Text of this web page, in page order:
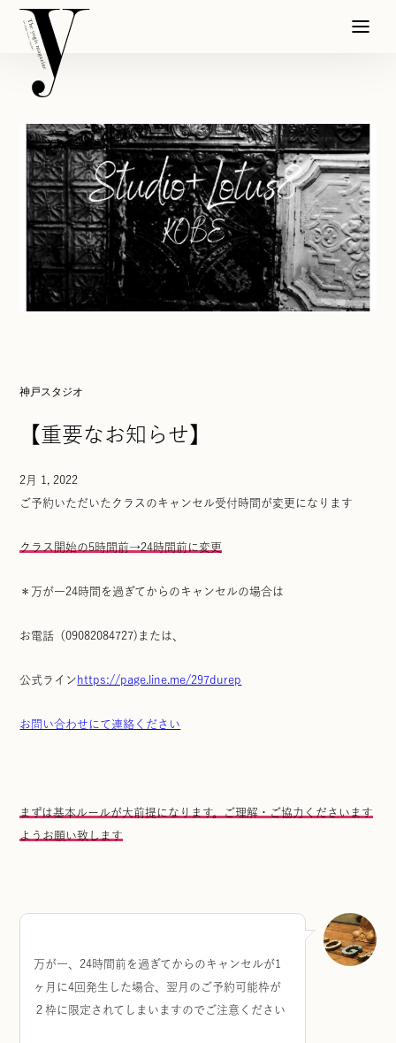
神戸スタジオ
【重要なお知らせ】
2月 1, 2022
ご予約いただいたクラスのキャンセル受付時間が変更になります
クラス開始の5時間前→24時間前に変更
＊万が一24時間を過ぎてからのキャンセルの場合は
お電話（09082084727)または、
公式ライン https://page.line.me/297durep
お問い合わせ にて連絡ください
まずは基本ルールが大前提になります。ご理解・ご協力くださいます
ようお願い致します
万が一、24時間前を過ぎてからのキャンセルが1
ヶ月に4回発生した場合、翌月のご予約可能枠が
２枠に限定されてしまいますのでご注意ください